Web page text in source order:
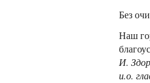
Без
Наш
И.
и.о.